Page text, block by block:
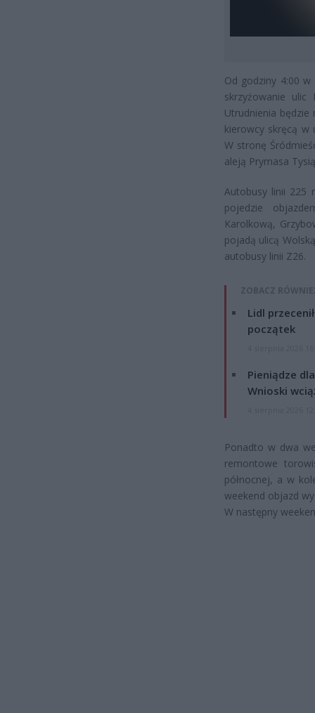
Od godziny 4:00
skrzyżowanie ulic
Utrudnienia
kierowcy skręcą w
W stronę
aleją Prymasa
Autobusy linii 225
pojedzie
Karolkową,
pojadą ulicą
autobusy linii Z26.
ZOBACZ
Lidl
początek
Pieniądze
Wnioski
Ponadto w dwa
remontowe
północnej, a w
weekend objazd
W następny